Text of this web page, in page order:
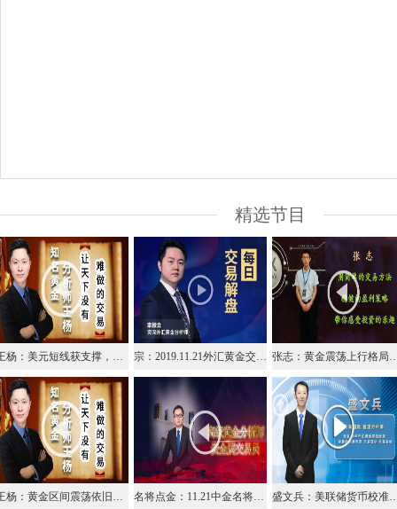
精选节目
王杨：美元短线获支撑，早盘97.8附近多！ 宗：2019.11.21外汇黄金交易解盘 张志：黄金震荡上行格局
王杨：黄金区间震荡依旧，早盘1475现价空！ 名将点金：11.21中金名将在线视频直播黄金外汇原油 盛文兵：美联储货币校准完